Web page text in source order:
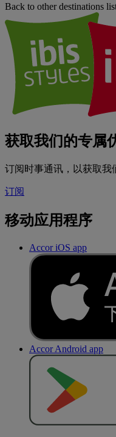
Back to other destinations
获取我们的专属
订阅时事通讯，以获取我
订阅
移动应用程序
Accor iOS app
Accor Android app